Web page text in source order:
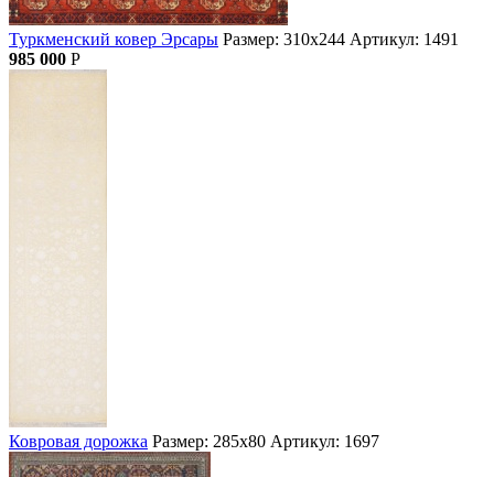
Туркменский ковер Эрсары Размер: 310х244 Артикул: 1491
985 000 Р
Ковровая дорожка Размер: 285х80 Артикул: 1697